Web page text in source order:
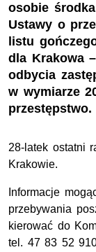
osobie
Ustawy o
listu
dla Krakowa
odbycia
w wymiarze
przestępstwo.
28-latek ostatni
Krakowie.
Informacje
przebywania
kierować do
tel. 47 83 52